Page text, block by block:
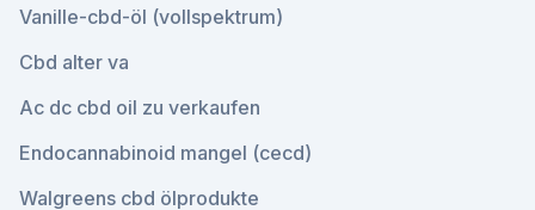
Vanille-cbd-öl (vollspektrum)
Cbd alter va
Ac dc cbd oil zu verkaufen
Endocannabinoid mangel (cecd)
Walgreens cbd ölprodukte